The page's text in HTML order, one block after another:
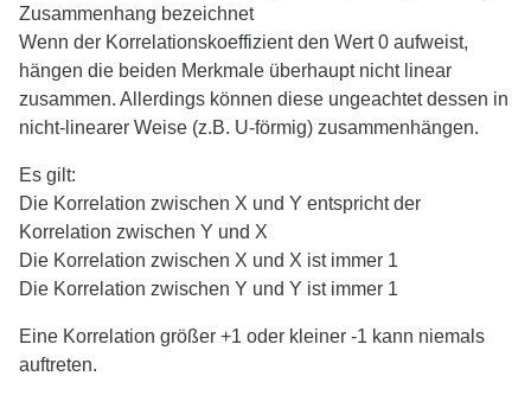
Zusammenhang bezeichnet
Wenn der Korrelationskoeffizient den Wert 0 aufweist,
hängen die beiden Merkmale überhaupt nicht linear
zusammen. Allerdings können diese ungeachtet dessen in
nicht-linearer Weise (z.B. U-förmig) zusammenhängen.
Es gilt:
Die Korrelation zwischen X und Y entspricht der
Korrelation zwischen Y und X
Die Korrelation zwischen X und X ist immer 1
Die Korrelation zwischen Y und Y ist immer 1
Eine Korrelation größer +1 oder kleiner -1 kann niemals
auftreten.